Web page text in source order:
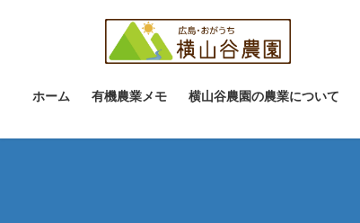
ス
ン
ホーム 有機農業メモ 横山谷農園の農業について